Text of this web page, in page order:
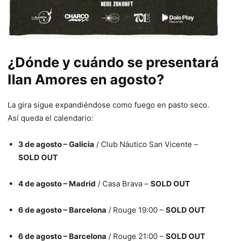
¿Dónde y cuándo se presentará
Ilan Amores en agosto?
La gira sigue expandiéndose como fuego en pasto seco.
Así queda el calendario:
3 de agosto – Galicia / Club Náutico San Vicente –
SOLD OUT
4 de agosto – Madrid / Casa Brava – SOLD OUT
6 de agosto – Barcelona / Rouge 19:00 – SOLD OUT
6 de agosto – Barcelona / Rouge 21:00 – SOLD OUT